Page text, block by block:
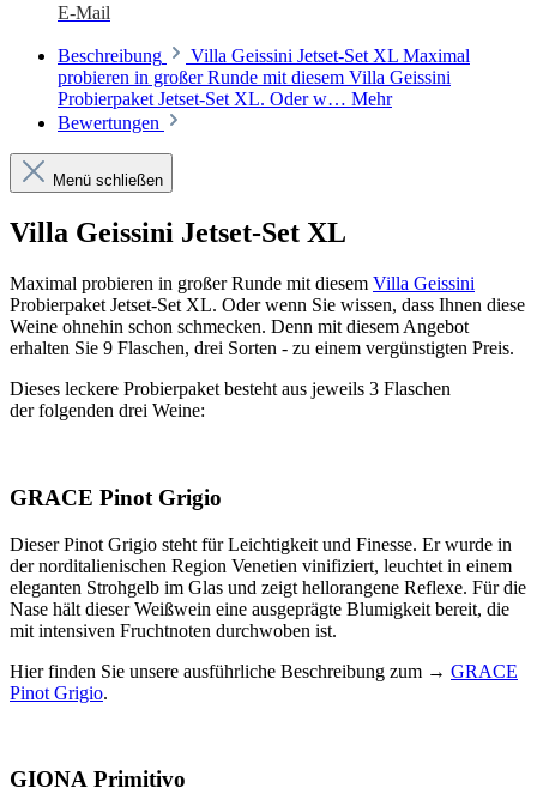
E-Mail
Beschreibung
Villa Geissini Jetset-Set XL Maximal
probieren in großer Runde mit diesem Villa Geissini
Probierpaket Jetset-Set XL. Oder w… Mehr
Bewertungen
Menü schließen
Villa Geissini Jetset-Set XL
Maximal probieren in großer Runde mit diesem Villa Geissini
Probierpaket Jetset-Set XL. Oder wenn Sie wissen, dass Ihnen diese
Weine ohnehin schon schmecken. Denn mit diesem Angebot
erhalten Sie 9 Flaschen, drei Sorten - zu einem vergünstigten Preis.
Dieses leckere Probierpaket besteht aus jeweils 3 Flaschen
der folgenden drei Weine:
GRACE Pinot Grigio
Dieser Pinot Grigio steht für Leichtigkeit und Finesse. Er wurde in
der norditalienischen Region Venetien vinifiziert, leuchtet in einem
eleganten Strohgelb im Glas und zeigt hellorangene Reflexe. Für die
Nase hält dieser Weißwein eine ausgeprägte Blumigkeit bereit, die
mit intensiven Fruchtnoten durchwoben ist.
Hier finden Sie unsere ausführliche Beschreibung zum → GRACE
Pinot Grigio.
GIONA Primitivo